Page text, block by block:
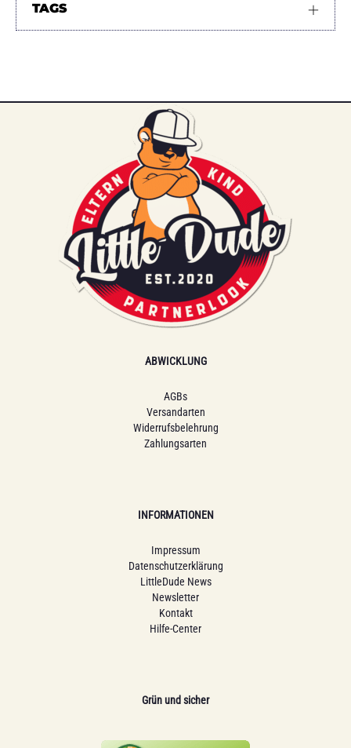
TAGS
ABWICKLUNG
AGBs
Versandarten
Widerrufsbelehrung
Zahlungsarten
INFORMATIONEN
Impressum
Datenschutzerklärung
LittleDude News
Newsletter
Kontakt
Hilfe-Center
Grün und sicher